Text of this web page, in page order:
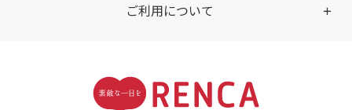
ご利用について
【ご注文（インターネット）】
24時間年中無休